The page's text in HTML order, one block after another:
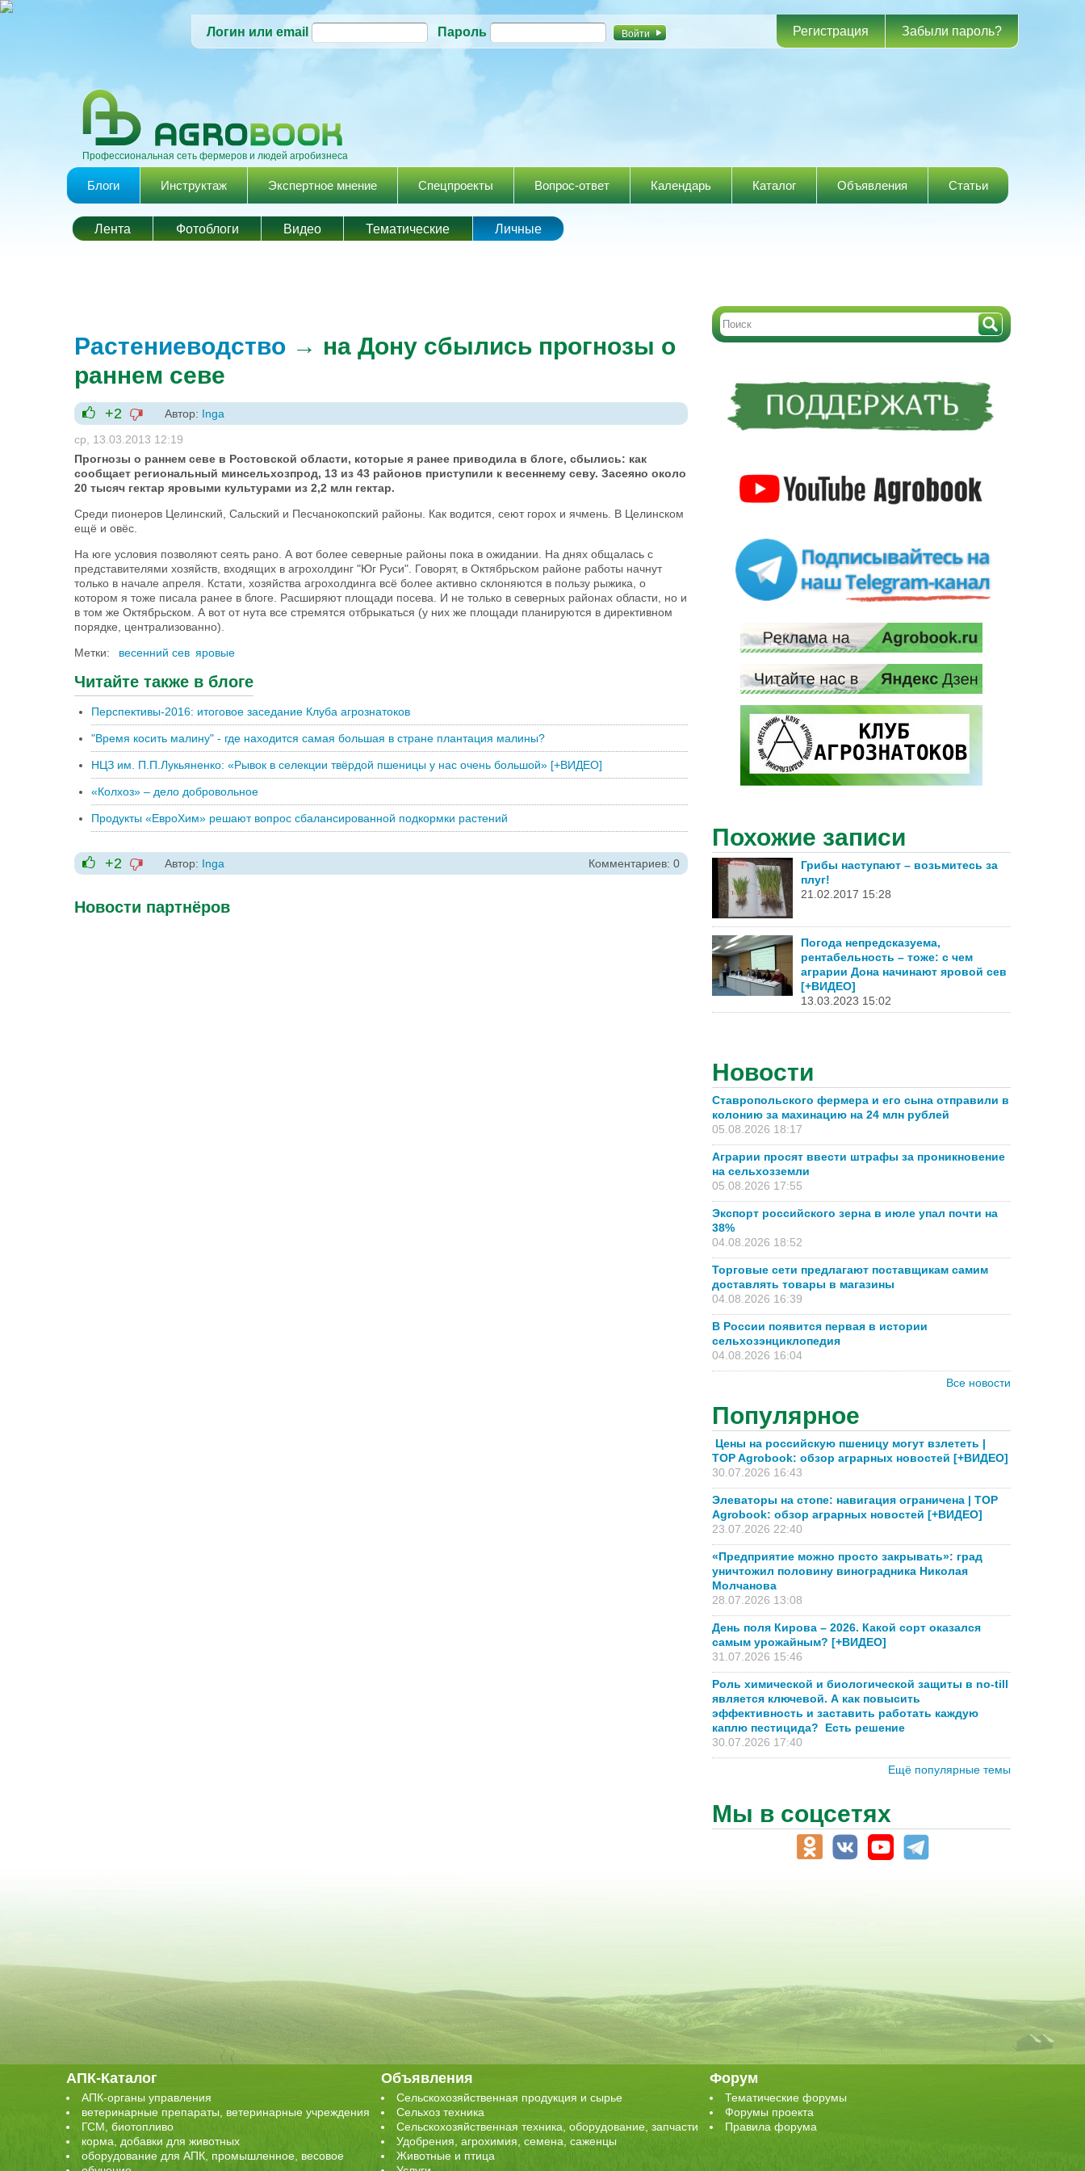
Перейти к
содержанию
Логин или email Пароль Регистрация Забыли пароль?
Профессиональная сеть фермеров и людей агробизнеса
Главное меню
Блоги Инструктаж Экспертное мнение Спецпроекты Вопрос-ответ Календарь Каталог Объявления Статьи
Лента Фотоблоги Видео Тематические Личные
Растениеводство → на Дону сбылись прогнозы о
раннем севе
+1
+2
-1
Автор: Inga
ср, 13.03.2013 12:19
Прогнозы о раннем севе в Ростовской области, которые я ранее приводила в блоге, сбылись: как
сообщает региональный минсельхозпрод, 13 из 43 районов приступили к весеннему севу. Засеяно около
20 тысяч гектар яровыми культурами из 2,2 млн гектар.
Среди пионеров Целинский, Сальский и Песчанокопский районы. Как водится, сеют горох и ячмень. В Целинском
ещё и овёс.
На юге условия позволяют сеять рано. А вот более северные районы пока в ожидании. На днях общалась с
представителями хозяйств, входящих в агрохолдинг "Юг Руси". Говорят, в Октябрьском районе работы начнут
только в начале апреля. Кстати, хозяйства агрохолдинга всё более активно склоняются в пользу рыжика, о
котором я тоже писала ранее в блоге. Расширяют площади посева. И не только в северных районах области, но и
в том же Октябрьском. А вот от нута все стремятся отбрыкаться (у них же площади планируются в директивном
порядке, централизованно).
Метки:
весенний сев яровые
Читайте также в блоге
Перспективы-2016: итоговое заседание Клуба агрознатоков
"Время косить малину" - где находится самая большая в стране плантация малины?
НЦЗ им. П.П.Лукьяненко: «Рывок в селекции твёрдой пшеницы у нас очень большой» [+ВИДЕО]
«Колхоз» – дело добровольное
Продукты «ЕвроХим» решают вопрос сбалансированной подкормки растений
+1
+2
-1
Автор: Inga Комментариев: 0
Новости партнёров
Похожие записи
Грибы наступают – возьмитесь за
плуг!
21.02.2017 15:28
Погода непредсказуема,
рентабельность – тоже: с чем
аграрии Дона начинают яровой сев
[+ВИДЕО]
13.03.2023 15:02
Новости
Ставропольского фермера и его сына отправили в
колонию за махинацию на 24 млн рублей
05.08.2026 18:17
Аграрии просят ввести штрафы за проникновение
на сельхозземли
05.08.2026 17:55
Экспорт российского зерна в июле упал почти на
38%
04.08.2026 18:52
Торговые сети предлагают поставщикам самим
доставлять товары в магазины
04.08.2026 16:39
В России появится первая в истории
сельхозэнциклопедия
04.08.2026 16:04
Все новости
Популярное
Цены на российскую пшеницу могут взлететь |
TOP Agrobook: обзор аграрных новостей [+ВИДЕО]
30.07.2026 16:43
Элеваторы на стопе: навигация ограничена | TOP
Agrobook: обзор аграрных новостей [+ВИДЕО]
23.07.2026 22:40
«Предприятие можно просто закрывать»: град
уничтожил половину виноградника Николая
Молчанова
28.07.2026 13:08
День поля Кирова – 2026. Какой сорт оказался
самым урожайным? [+ВИДЕО]
31.07.2026 15:46
Роль химической и биологической защиты в no-till
является ключевой. А как повысить
эффективность и заставить работать каждую
каплю пестицида? Есть решение
30.07.2026 17:40
Ещё популярные темы
Мы в соцсетях
АПК-Каталог
АПК-органы управления
ветеринарные препараты, ветеринарные учреждения
ГСМ, биотопливо
корма, добавки для животных
оборудование для АПК, промышленное, весовое
Объявления
Сельскохозяйственная продукция и сырье
Сельхоз техника
Сельскохозяйственная техника, оборудование, запчасти
Удобрения, агрохимия, семена, саженцы
Животные и птица
Форум
Тематические форумы
Форумы проекта
Правила форума